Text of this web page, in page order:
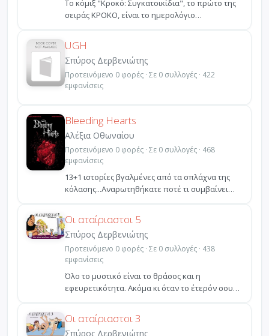
Το κόμιξ "Κροκό: Συγκατοικίδια", το πρώτο της
σειράς ΚΡΟΚΟ, είναι το ημερολόγιο
συγκατοίκησης της Βα...
UGH
Σπύρος Δερβενιώτης
Προτεινόμενο 0 φορές · Σε 0 συλλογές · 422
εμφανίσεις
Bleeding Hearts
Αλέξια Οθωναίου
Προτεινόμενο 0 φορές · Σε 0 συλλογές · 468
εμφανίσεις
13+1 ιστορίες βγαλμένες από τα σπλάχνα της
κόλασης...Αναρωτηθήκατε ποτέ τι συμβαίνει
στον 13ο όροφο ...
Οι αταίριαστοι 5
Σπύρος Δερβενιώτης
Προτεινόμενο 0 φορές · Σε 0 συλλογές · 438
εμφανίσεις
Όλο το μυστικό είναι το θράσος και η
εφευρετικότητα. Ακόμα κι όταν το έτερόν σου
ήμισυ σε βρει να κά...
Οι αταίριαστοι 3
Σπύρος Δερβενιώτης